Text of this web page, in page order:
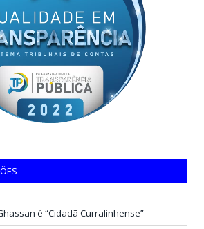
é “Cidadã Curralinhense”